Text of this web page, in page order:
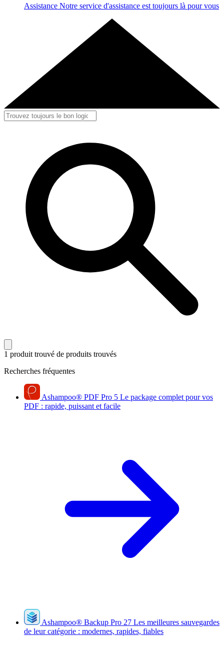
Assistance Notre service d'assistance est toujours là pour vous
1 produit trouvé de produits trouvés
Recherches fréquentes
Ashampoo® PDF Pro 5 Le package complet pour vos
PDF : rapide, puissant et facile
Ashampoo® Backup Pro 27 Les meilleures sauvegardes
de leur catégorie : modernes, rapides, fiables